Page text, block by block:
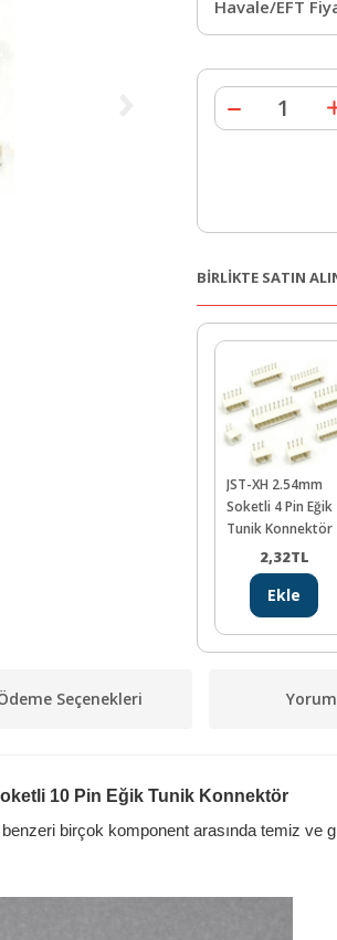
Havale/EFT
BİRLİKTE SATIN
JST-XH 2.54mm
Soketli 4 Pin Eğik
Tunik Konnektör
2,32TL
Ekle
Seçenekleri
10 Pin Eğik Tunik Konnektör
benzeri birçok komponent arasında temiz